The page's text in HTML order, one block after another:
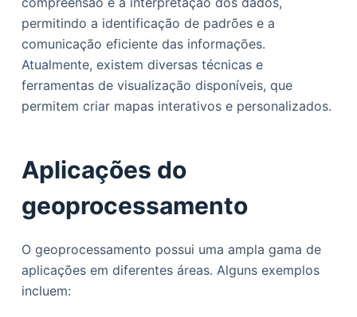
permitindo a identificação de padrões e a
comunicação eficiente das informações.
Atualmente, existem diversas técnicas e
ferramentas de visualização disponíveis, que
permitem criar mapas interativos e personalizados.
Aplicações do
geoprocessamento
O geoprocessamento possui uma ampla gama de
aplicações em diferentes áreas. Alguns exemplos
incluem: